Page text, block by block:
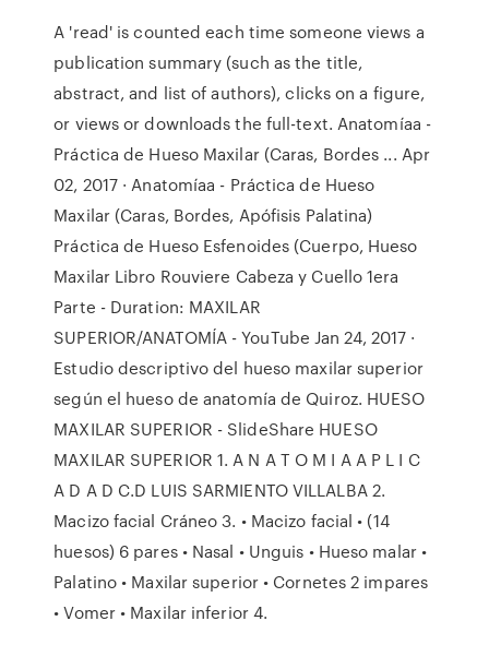
A 'read' is counted each time someone views a
publication summary (such as the title,
abstract, and list of authors), clicks on a figure,
or views or downloads the full-text. Anatomíaa -
Práctica de Hueso Maxilar (Caras, Bordes ... Apr
02, 2017 · Anatomíaa - Práctica de Hueso
Maxilar (Caras, Bordes, Apófisis Palatina)
Práctica de Hueso Esfenoides (Cuerpo, Hueso
Maxilar Libro Rouviere Cabeza y Cuello 1era
Parte - Duration: MAXILAR
SUPERIOR/ANATOMÍA - YouTube Jan 24, 2017 ·
Estudio descriptivo del hueso maxilar superior
según el hueso de anatomía de Quiroz. HUESO
MAXILAR SUPERIOR - SlideShare HUESO
MAXILAR SUPERIOR 1. A N A T O M I A A P L I C
A D A D C.D LUIS SARMIENTO VILLALBA 2.
Macizo facial Cráneo 3. • Macizo facial • (14
huesos) 6 pares • Nasal • Unguis • Hueso malar •
Palatino • Maxilar superior • Cornetes 2 impares
• Vomer • Maxilar inferior 4.